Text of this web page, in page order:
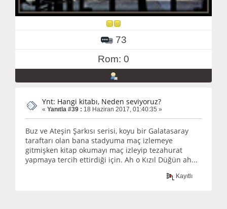
73
Rom: 0
Ynt: Hangi kitabı, Neden seviyoruz?
« Yanıtla #39 : 18 Haziran 2017, 01:40:35 »
Buz ve Ateşin Şarkısı serisi, koyu bir Galatasaray
taraftarı olan bana stadyuma maç izlemeye
gitmişken kitap okumayı maç izleyip tezahurat
yapmaya tercih ettirdiği için. Ah o Kızıl Düğün ah...
Kayıtlı